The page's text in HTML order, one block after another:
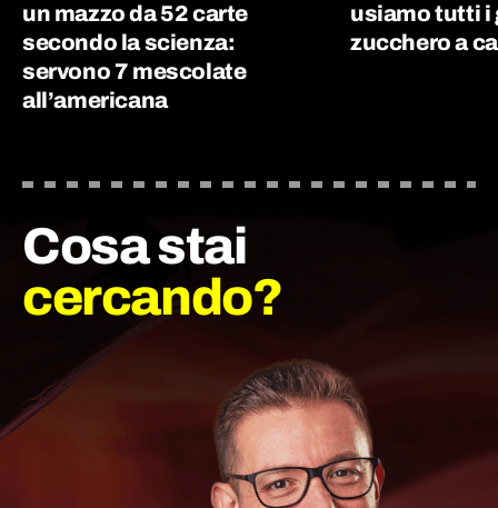
un mazzo da 52 carte
secondo la scienza:
servono 7 mescolate
all’americana
usiamo tutti i
zucchero a
Cosa stai
cercando?